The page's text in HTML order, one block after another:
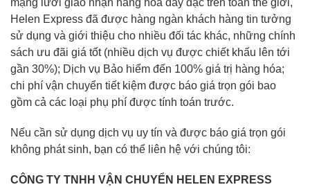
mạng lưới giao nhận hàng hóa dày đặc trên toàn thế giới,
Helen Express đã được hàng ngàn khách hàng tin tưởng
sử dụng và giới thiệu cho nhiều đối tác khác, những chính
sách ưu đãi giá tốt (nhiều dịch vụ được chiết khấu lên tới
gần 30%); Dịch vụ Bảo hiểm đến 100% giá trị hàng hóa;
chi phí vận chuyển tiết kiệm được báo giá trọn gói bao
gồm cả các loại phụ phí được tính toán trước.
Nếu cần sử dụng dịch vụ uy tín và được báo giá trọn gói
không phát sinh, bạn có thể liên hệ với chúng tôi:
CÔNG TY TNHH VẬN CHUYỂN HELEN EXPRESS